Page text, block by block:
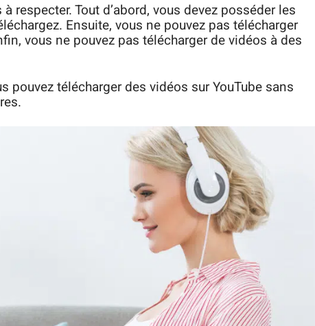
respecter. Tout d’abord, vous devez posséder les
Ensuite, vous ne pouvez pas télécharger
vous ne pouvez pas télécharger de vidéos à des
pouvez télécharger des vidéos sur YouTube sans